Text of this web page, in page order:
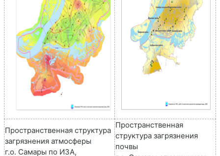
Пространственная структура
загрязнения атмосферы
г.о. Самары по ИЗА,
Пространственная
структура загрязнения
почвы